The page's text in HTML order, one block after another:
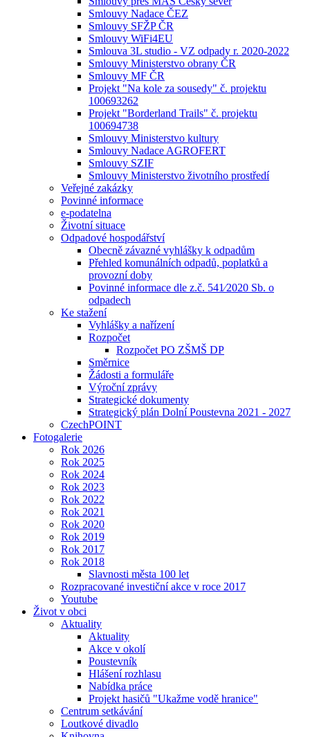
Smlouvy Nadace ČEZ
Smlouvy SFŽP ČR
Smlouvy WiFi4EU
Smlouva 3L studio - VZ odpady r. 2020-2022
Smlouvy Ministerstvo obrany ČR
Smlouvy MF ČR
Projekt "Na kole za sousedy" č. projektu
100693262
Projekt "Borderland Trails" č. projektu
100694738
Smlouvy Ministerstvo kultury
Smlouvy Nadace AGROFERT
Smlouvy SZIF
Smlouvy Ministerstvo životního prostředí
Veřejné zakázky
Povinné informace
e-podatelna
Životní situace
Odpadové hospodářství
Obecně závazné vyhlášky k odpadům
Přehled komunálních odpadů, poplatků a
provozní doby
Povinné informace dle z.č. 541⁄2020 Sb. o
odpadech
Ke stažení
Vyhlášky a nařízení
Rozpočet
Rozpočet PO ZŠMŠ DP
Směrnice
Žádosti a formuláře
Výroční zprávy
Strategické dokumenty
Strategický plán Dolní Poustevna 2021 - 2027
CzechPOINT
Fotogalerie
Rok 2026
Rok 2025
Rok 2024
Rok 2023
Rok 2022
Rok 2021
Rok 2020
Rok 2019
Rok 2017
Rok 2018
Slavnosti města 100 let
Rozpracované investiční akce v roce 2017
Youtube
Život v obci
Aktuality
Aktuality
Akce v okolí
Poustevník
Hlášení rozhlasu
Nabídka práce
Projekt hasičů "Ukažme vodě hranice"
Centrum setkávání
Loutkové divadlo